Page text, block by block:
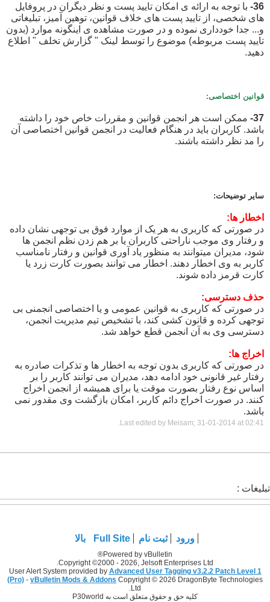
36- با توجه به ارائه ی امکان تایید پست و نظر دیگران در پروفایل
های شخصی، از تایید پست های خلاف قوانین، توهین آمیز، تبلیغاتی
و... جدا خودداری نموده و در صورت مشاهده ی اینگونه موارد (بدون
تایید پست مربوطه) موضوع را توسط لینک " گزارش تخلف " اطلاع
دهید.
قوانین اختصاصی:
37- ممکن است هر انجمن قوانین و مقررات خاص خود را داشته
باشد. کاربران باید در هنگام فعالیت در انجمن قوانین اختصاصی آن
را مد نظر داشته باشند.
سایر توضیحات:
اخطار ها:
در صورتی که کاربری به هر یک از موارد فوق بی توجهی نشان داده
و رفتار وی موجب ناراحتی کاربران یا بر هم زدن نظم انجمن ها
شود، مدیران میتوانند به منظور یاد آوری قوانین و رفتار نامناسب
کاربر به وی اخطار دهند. اخطار می توانند بصورت کارت زرد یا
کارت قرمز داده شوند.
حذف دسترسی:
در صورتی که کاربری به قوانین عمومی و یا اختصاصی انجمنی بی
توجهی کرده و قانون کشی کند، با تشخیص تیم مدیریت انجمن،
دسترسی وی به آن انجمن قطع خواهد شد.
اخراج ها:
در صورتی که کاربری بدون توجه به اخطار ها و تذکرات صادره به
رفتار غیر قانونی خود ادامه دهد، مدیران می توانند کاربر را بر
اساس نوع رفتار بصورت موقت یا برای همیشه از انجمن اخراج
کنند. در صورت اخراج دائم کاربر، امکان بازگشت وی مقدور نمی
باشد.
Last edited by Meisam; 31-01-2014 at 02:41
.
تبلیغات :
ورود ثبت نام Full Site بالا
Powered by vBulletin®
Copyright ©2000 - 2026, Jelsoft Enterprises Ltd.
User Alert System provided by Advanced User Tagging v3.2.2 Patch Level 1
(Pro) - vBulletin Mods & Addons Copyright © 2026 DragonByte Technologies
Ltd.
کليه حق و حقوق متعلق است به P30world